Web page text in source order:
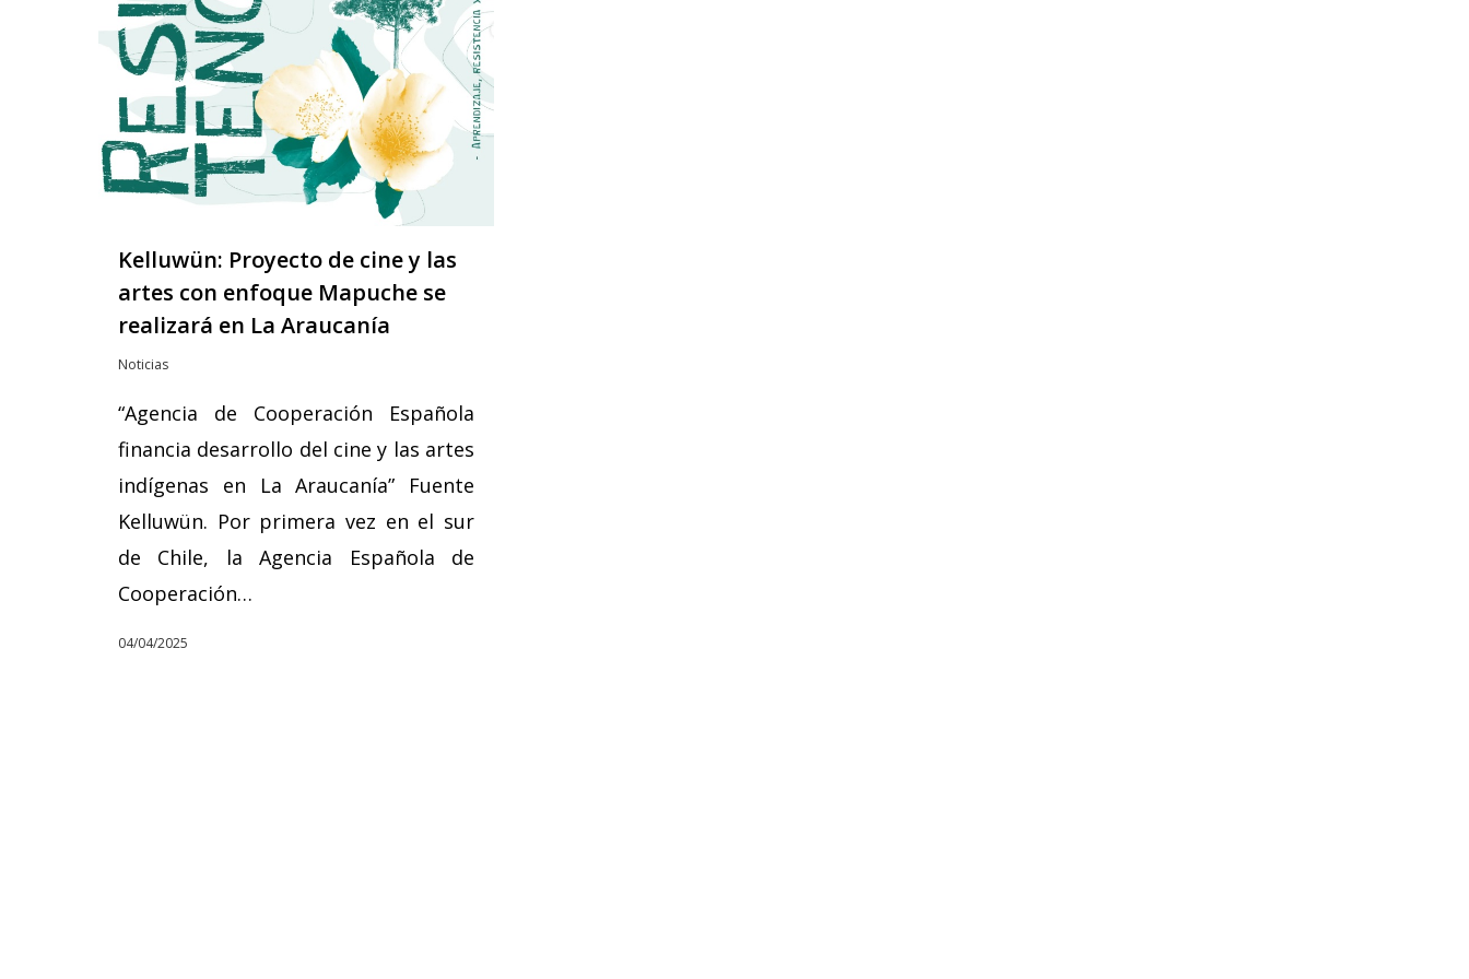
Kelluwün: Proyecto de cine y las
artes con enfoque Mapuche se
realizará en La Araucanía
Noticias
“Agencia de Cooperación Española
financia desarrollo del cine y las artes
indígenas en La Araucanía” Fuente
Kelluwün. Por primera vez en el sur
de Chile, la Agencia Española de
Cooperación…
04/04/2025